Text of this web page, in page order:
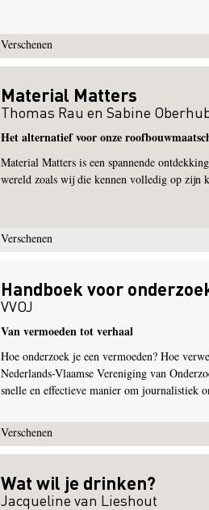
Verschenen
Material Matters
Thomas Rau en Sabine
Het alternatief voor onze
Material Matters is een spannende
wereld zoals wij die kennen volledig op zijn
Verschenen
Handboek voor
VVOJ
Van vermoeden tot verhaal
Hoe onderzoek je een vermoeden? Hoe
Nederlands-Vlaamse Vereniging van
snelle en effectieve manier om journalistiek
Verschenen
Wat wil je drinken?
Jacqueline van Lieshout